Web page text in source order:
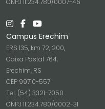
CNPJ 11.234.780/0007-46
Campus Erechim
ERS 135, km 72, 200,
Caixa Postal 764,
Erechim, RS
CEP 99710-557
Tel. (54) 3321-7050
CNPJ 11.234.780/0002-31